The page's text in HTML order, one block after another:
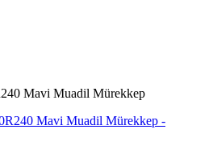
Mavi Muadil Mürekkep